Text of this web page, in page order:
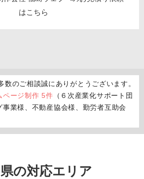
数のご相談誠にありがとうございます。
ページ制作 5件 （６次産業化サポート団
業様、不動産協会様、勤労者互助会
の対応エリア